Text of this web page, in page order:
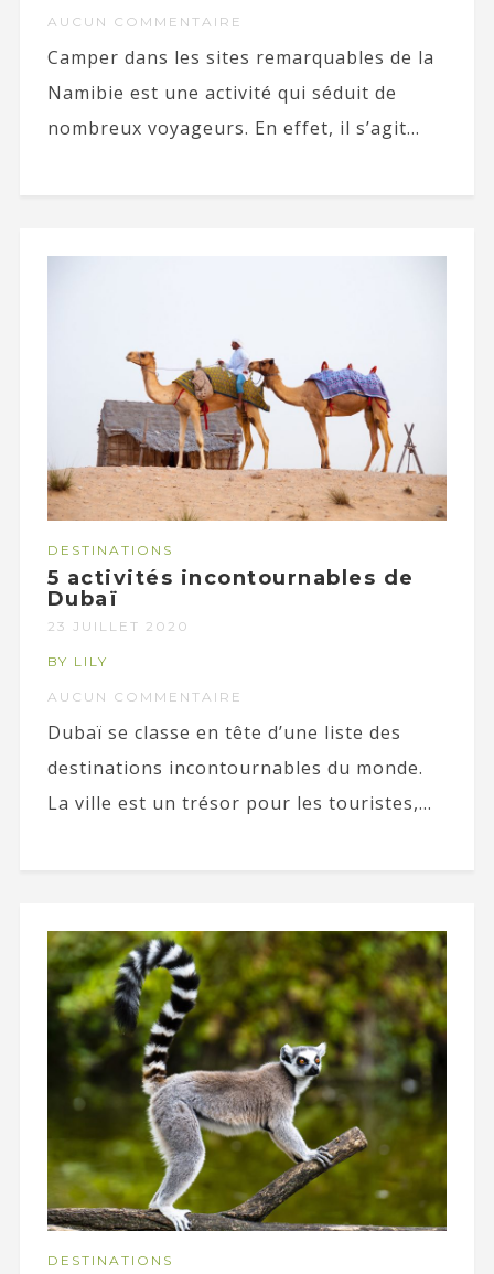
AUCUN COMMENTAIRE
Camper dans les sites remarquables de la
Namibie est une activité qui séduit de
nombreux voyageurs. En effet, il s’agit...
DESTINATIONS
5 activités incontournables de
Dubaï
23 JUILLET 2020
BY LILY
AUCUN COMMENTAIRE
Dubaï se classe en tête d’une liste des
destinations incontournables du monde.
La ville est un trésor pour les touristes,...
DESTINATIONS